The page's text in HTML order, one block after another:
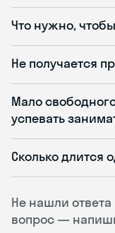
Не нашли ответа
вопрос —
Что нужно,
Не получается
Мало
успевать
Сколько длится